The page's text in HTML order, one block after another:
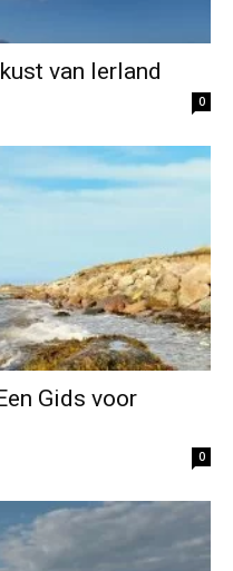
van Ierland
0
Gids voor
0